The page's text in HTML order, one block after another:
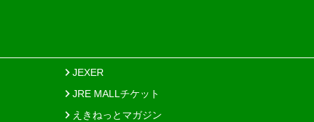
JEXER
JRE MALLチケット
えきねっとマガジン